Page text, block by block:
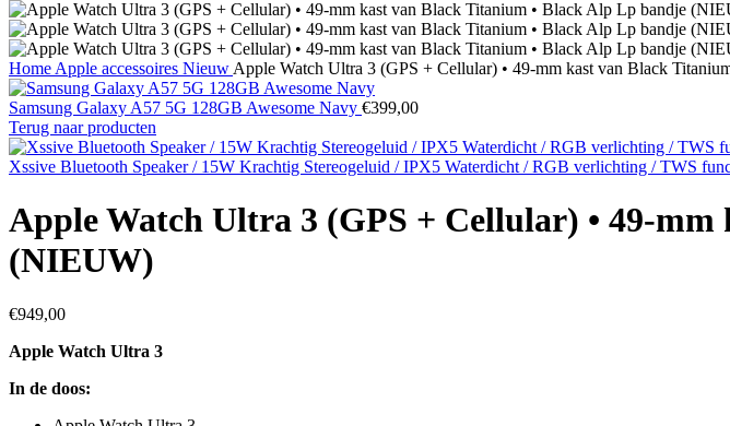
Home Apple accessoires Nieuw Apple Watch Ultra 3 (GPS + Cellular) • 49‑mm kast van Black
Samsung Galaxy A57 5G 128GB Awesome Navy €399,00
Terug naar producten
Xssive Bluetooth Speaker / 15W Krachtig Stereogeluid / IPX5 Waterdicht / RGB verlichting / TWS
Apple Watch Ultra 3 (GPS + Cellular) •
(NIEUW)
€949,00
Apple Watch Ultra 3
In de doos: